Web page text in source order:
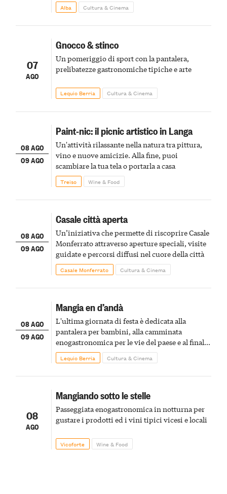
Alba Cultura & Cinema
07
AGO
Gnocco & stinco
Un pomeriggio di sport con la pantalera,
prelibatezze gastronomiche tipiche e arte
Lequio Berria Cultura & Cinema
08 AGO
09 AGO
Paint-nic: il picnic artistico in Langa
Un'attività rilassante nella natura tra pittura,
vino e nuove amicizie. Alla fine, puoi
scambiare la tua tela o portarla a casa
Treiso Wine & Food
08 AGO
09 AGO
Casale città aperta
Un’iniziativa che permette di riscoprire Casale
Monferrato attraverso aperture speciali, visite
guidate e percorsi diffusi nel cuore della città
Casale Monferrato Cultura & Cinema
08 AGO
09 AGO
Mangia en d’andà
L'ultima giornata di festa è dedicata alla
pantalera per bambini, alla camminata
enogastronomica per le vie del paese e al finale
pirotecnico
Lequio Berria Cultura & Cinema
08
AGO
Mangiando sotto le stelle
Passeggiata enogastronomica in notturna per
gustare i prodotti ed i vini tipici vicesi e locali
Vicoforte Wine & Food